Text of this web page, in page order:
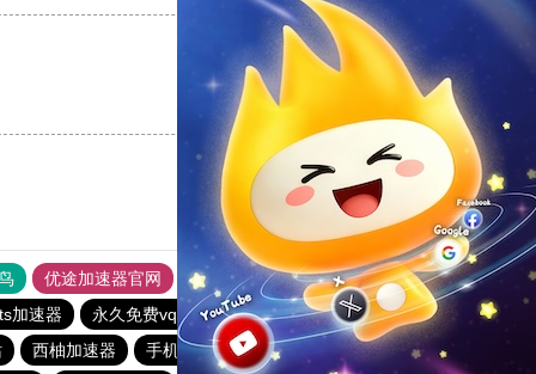
反对[0]
优途加速器官网 风驰加速器 旋风加速器
八戒看书
加速器
永久免费vqn加速外网
雷霆vp加速器
西柚加速器 手机外国加速器官网 hammer加速器